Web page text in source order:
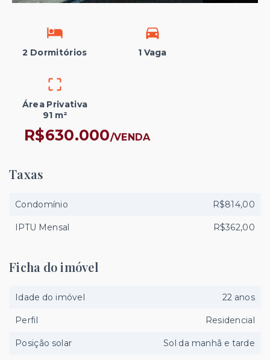
2 Dormitórios 1 Vaga
Área Privativa
91 m²
R$630.000/VENDA
Taxas
Condomínio R$814,00
IPTU Mensal R$362,00
Ficha do imóvel
Idade do imóvel 22 anos
Perfil Residencial
Posição solar Sol da manhã e tarde